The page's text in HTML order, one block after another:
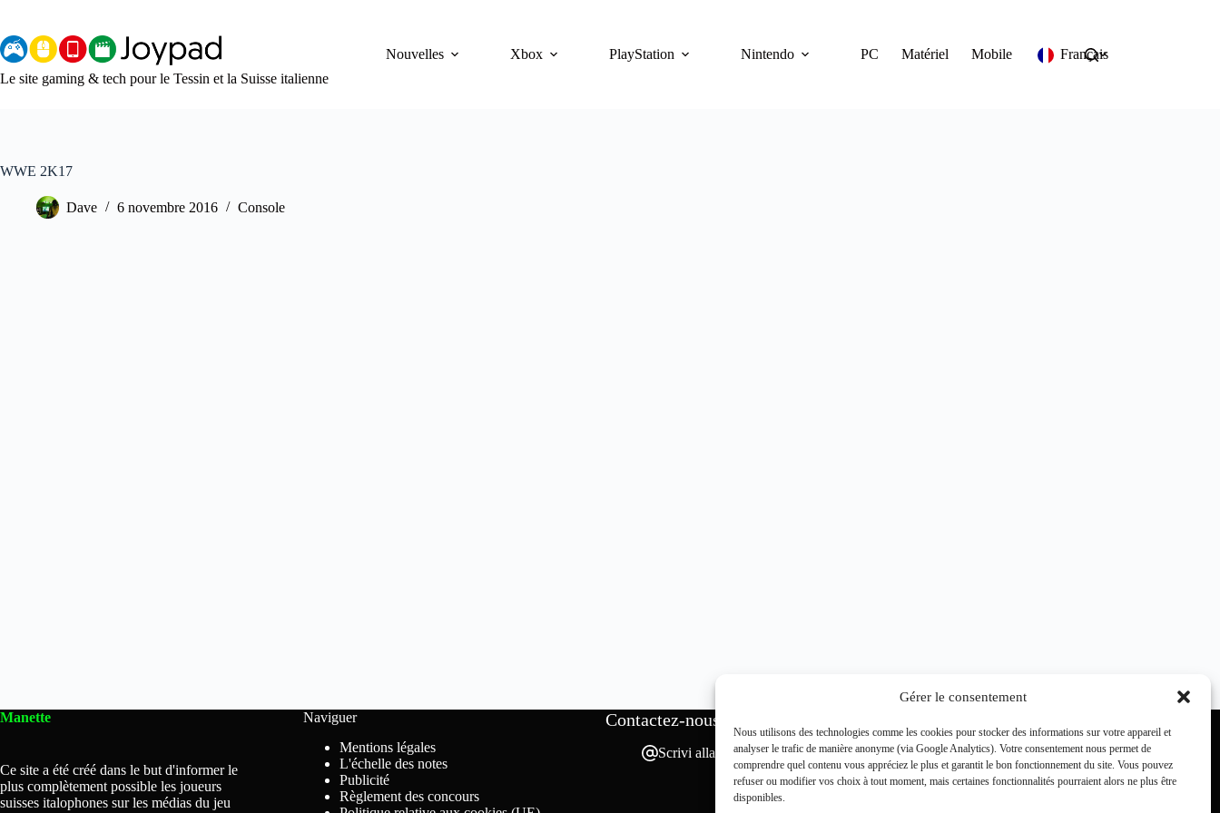
Gérer le consentement
Nous utilisons des technologies comme les cookies pour stocker des informations sur votre appareil et
analyser le trafic de manière anonyme (via Google Analytics). Votre consentement nous permet de
comprendre quel contenu vous appréciez le plus et garantit le bon fonctionnement du site. Vous pouvez
refuser ou modifier vos choix à tout moment, mais certaines fonctionnalités pourraient alors ne plus être
disponibles.
contenu
Le site gaming & tech pour le Tessin et la Suisse italienne
Nouvelles Xbox PlayStation Nintendo PC Matériel Mobile Français
WWE 2K17
Dave 6 novembre 2016 Console
Manette
Ce site a été créé dans le but d'informer le
plus complètement possible les joueurs
suisses italophones sur les médias du jeu
Naviguer
Mentions légales
L'échelle des notes
Publicité
Règlement des concours
Contactez-nous
Scrivi alla redazione
D'autres membres de SCN :